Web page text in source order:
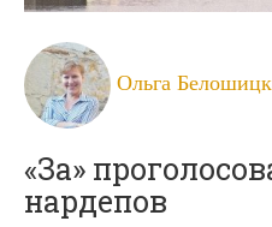
Ольга
«За»
нардепов